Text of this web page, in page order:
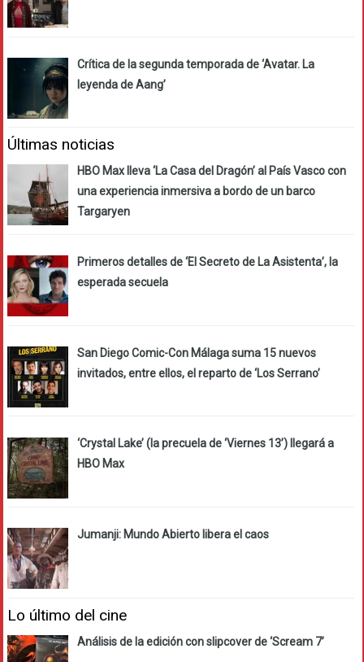
Crítica de la segunda temporada de ‘Avatar. La
leyenda de Aang’
Últimas noticias
HBO Max lleva ‘La Casa del Dragón’ al País Vasco con
una experiencia inmersiva a bordo de un barco
Targaryen
Primeros detalles de ‘El Secreto de La Asistenta’, la
esperada secuela
San Diego Comic-Con Málaga suma 15 nuevos
invitados, entre ellos, el reparto de ‘Los Serrano’
‘Crystal Lake’ (la precuela de ‘Viernes 13’) llegará a
HBO Max
Jumanji: Mundo Abierto libera el caos
Lo último del cine
Análisis de la edición con slipcover de ‘Scream 7’